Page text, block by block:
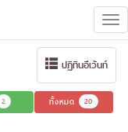
ปฏิทินอีเว้นท์
2 ทั้งหมด 20